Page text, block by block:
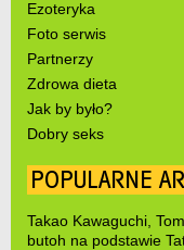
Ezoteryka
Foto serwis
Partnerzy
Zdrowa dieta
Jak by było?
Dobry seks
POPULARNE
Takao Kawaguchi,
butoh na podstawie